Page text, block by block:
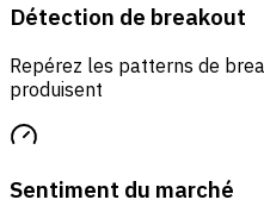
Détection de breakout
Repérez les patterns de
produisent
Sentiment du marché